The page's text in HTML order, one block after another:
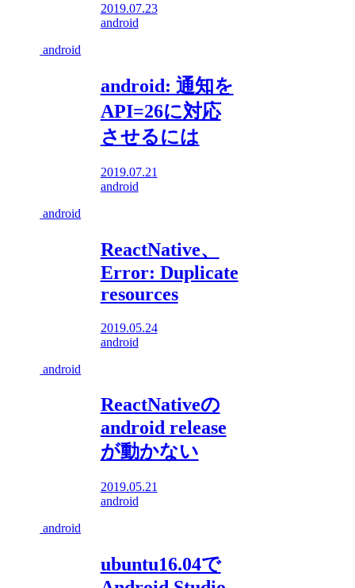
2019.07.23
android
android
android: 通知を
API=26に対応
させるには
2019.07.21
android
android
ReactNative、
Error: Duplicate
resources
2019.05.24
android
android
ReactNativeの
android release
が動かない
2019.05.21
android
android
ubuntu16.04で